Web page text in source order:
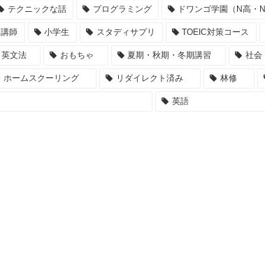
テクニックな話 プログラミング ドワンゴ学園（N高・N
講師 小学生 スタディサプリ TOEIC対策コース
英文法 おもちゃ 夏期・秋期・冬期講習 社会
ホームスクーリング リダイレクト済み 林修
英語